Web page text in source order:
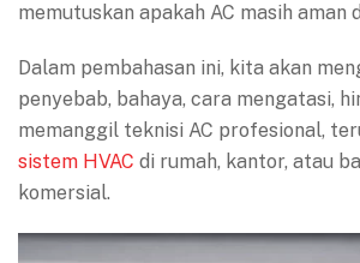
memutuskan apakah AC masih aman
Dalam pembahasan ini, kita akan
penyebab, bahaya, cara mengatasi,
memanggil teknisi AC profesional,
sistem HVAC di rumah, kantor, atau
komersial.